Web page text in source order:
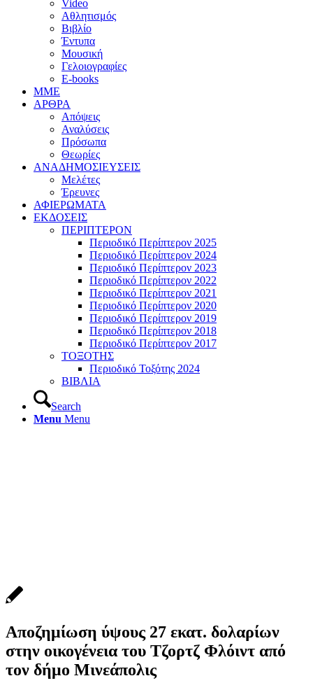
Video
Αθλητισμός
Βιβλίο
Έντυπα
Μουσική
Γελοιογραφίες
E-books
MME
ΑΡΘΡΑ
Απόψεις
Αναλύσεις
Πρόσωπα
Θεωρίες
ΑΝΑΔΗΜΟΣΙΕΥΣΕΙΣ
Μελέτες
Έρευνες
ΑΦΙΕΡΩΜΑΤΑ
ΕΚΔΟΣΕΙΣ
ΠΕΡΙΠΤΕΡΟΝ
Περιοδικό Περίπτερον 2025
Περιοδικό Περίπτερον 2024
Περιοδικό Περίπτερον 2023
Περιοδικό Περίπτερον 2022
Περιοδικό Περίπτερον 2021
Περιοδικό Περίπτερον 2020
Περιοδικό Περίπτερον 2019
Περιοδικό Περίπτερον 2018
Περιοδικό Περίπτερον 2017
ΤΟΞΟΤΗΣ
Περιοδικό Τοξότης 2024
ΒΙΒΛΙΑ
Search
Menu Menu
Αποζημίωση ύψους 27 εκατ. δολαρίων
στην οικογένεια του Τζορτζ Φλόιντ από
τον δήμο Μινεάπολις